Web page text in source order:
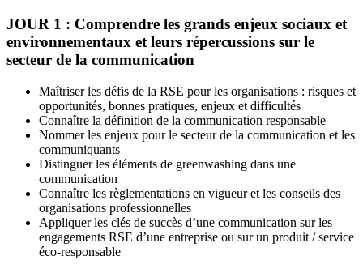
JOUR 1 : Comprendre les grands enjeux sociaux et
environnementaux et leurs répercussions sur le
secteur de la communication
Maîtriser les défis de la RSE pour les organisations : risques et
opportunités, bonnes pratiques, enjeux et difficultés
Connaître la définition de la communication responsable
Nommer les enjeux pour le secteur de la communication et les
communiquants
Distinguer les éléments de greenwashing dans une
communication
Connaître les règlementations en vigueur et les conseils des
organisations professionnelles
Appliquer les clés de succès d’une communication sur les
engagements RSE d’une entreprise ou sur un produit / service
éco-responsable